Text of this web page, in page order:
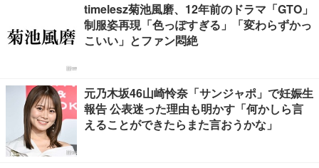
timelesz菊池風磨、12年前のドラマ「GTO」
制服姿再現「色っぽすぎる」「変わらずかっ
こいい」とファン悶絶
元乃木坂46山崎怜奈「サンジャポ」で妊娠生
報告 公表迷った理由も明かす「何かしら言
えることができたらまた言おうかな」